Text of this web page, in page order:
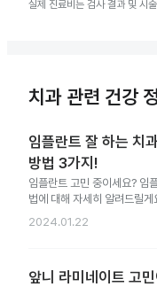
실제 진료비는 검사 결과 및 시
치과 관련 건강
임플란트 잘 하는 치
방법 3가지!
임플란트 고민 중이세요? 임
법에 대해 자세히 알려드릴게
2024.01.22
앞니 라미네이트 고